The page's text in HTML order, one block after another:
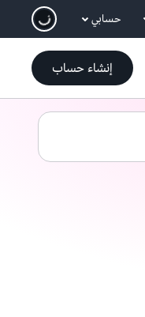
انتقل إلى المحتوى الرئيسي
حسابي
إنشاء حساب